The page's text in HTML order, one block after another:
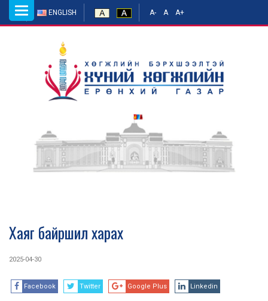
ENGLISH A- A A+
Toggle
navigation
Хаяг байршил харах
2025-04-30
Facebook Twitter Google Plus Linkedin